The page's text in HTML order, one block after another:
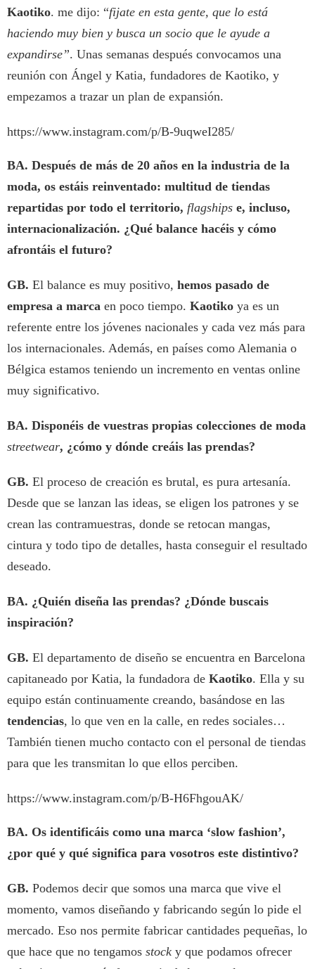
Kaotiko. me dijo: “fijate en esta gente, que lo está
haciendo muy bien y busca un socio que le ayude a
expandirse”. Unas semanas después convocamos una
reunión con Ángel y Katia, fundadores de Kaotiko, y
empezamos a trazar un plan de expansión.
https://www.instagram.com/p/B-9uqweI285/
BA. Después de más de 20 años en la industria de la
moda, os estáis reinventado: multitud de tiendas
repartidas por todo el territorio, flagships e, incluso,
internacionalización. ¿Qué balance hacéis y cómo
afrontáis el futuro?
GB. El balance es muy positivo, hemos pasado de
empresa a marca en poco tiempo. Kaotiko ya es un
referente entre los jóvenes nacionales y cada vez más para
los internacionales. Además, en países como Alemania o
Bélgica estamos teniendo un incremento en ventas online
muy significativo.
BA. Disponéis de vuestras propias colecciones de moda
streetwear, ¿cómo y dónde creáis las prendas?
GB. El proceso de creación es brutal, es pura artesanía.
Desde que se lanzan las ideas, se eligen los patrones y se
crean las contramuestras, donde se retocan mangas,
cintura y todo tipo de detalles, hasta conseguir el resultado
deseado.
BA. ¿Quién diseña las prendas? ¿Dónde buscais
inspiración?
GB. El departamento de diseño se encuentra en Barcelona
capitaneado por Katia, la fundadora de Kaotiko. Ella y su
equipo están continuamente creando, basándose en las
tendencias, lo que ven en la calle, en redes sociales…
También tienen mucho contacto con el personal de tiendas
para que les transmitan lo que ellos perciben.
https://www.instagram.com/p/B-H6FhgouAK/
BA. Os identificáis como una marca ‘slow fashion’,
¿por qué y qué significa para vosotros este distintivo?
GB. Podemos decir que somos una marca que vive el
momento, vamos diseñando y fabricando según lo pide el
mercado. Eso nos permite fabricar cantidades pequeñas, lo
que hace que no tengamos stock y que podamos ofrecer